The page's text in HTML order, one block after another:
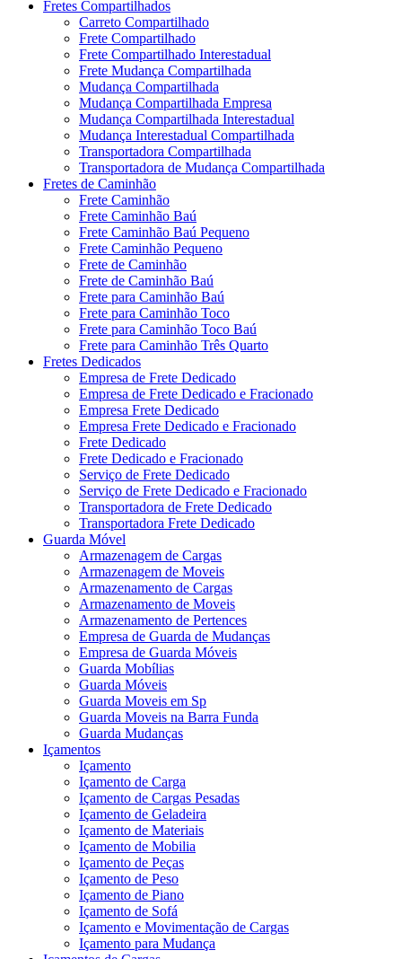
Fretes Compartilhados
Carreto Compartilhado
Frete Compartilhado
Frete Compartilhado Interestadual
Frete Mudança Compartilhada
Mudança Compartilhada
Mudança Compartilhada Empresa
Mudança Compartilhada Interestadual
Mudança Interestadual Compartilhada
Transportadora Compartilhada
Transportadora de Mudança Compartilhada
Fretes de Caminhão
Frete Caminhão
Frete Caminhão Baú
Frete Caminhão Baú Pequeno
Frete Caminhão Pequeno
Frete de Caminhão
Frete de Caminhão Baú
Frete para Caminhão Baú
Frete para Caminhão Toco
Frete para Caminhão Toco Baú
Frete para Caminhão Três Quarto
Fretes Dedicados
Empresa de Frete Dedicado
Empresa de Frete Dedicado e Fracionado
Empresa Frete Dedicado
Empresa Frete Dedicado e Fracionado
Frete Dedicado
Frete Dedicado e Fracionado
Serviço de Frete Dedicado
Serviço de Frete Dedicado e Fracionado
Transportadora de Frete Dedicado
Transportadora Frete Dedicado
Guarda Móvel
Armazenagem de Cargas
Armazenagem de Moveis
Armazenamento de Cargas
Armazenamento de Moveis
Armazenamento de Pertences
Empresa de Guarda de Mudanças
Empresa de Guarda Móveis
Guarda Mobílias
Guarda Móveis
Guarda Moveis em Sp
Guarda Moveis na Barra Funda
Guarda Mudanças
Içamentos
Içamento
Içamento de Carga
Içamento de Cargas Pesadas
Içamento de Geladeira
Içamento de Materiais
Içamento de Mobilia
Içamento de Peças
Içamento de Peso
Içamento de Piano
Içamento de Sofá
Içamento e Movimentação de Cargas
Içamento para Mudança